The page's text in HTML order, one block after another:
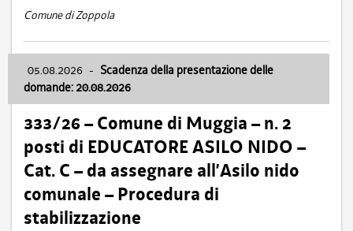
Comune di Zoppola
05.08.2026 - Scadenza della presentazione delle
domande: 20.08.2026
333/26 – Comune di Muggia – n. 2
posti di EDUCATORE ASILO NIDO –
Cat. C – da assegnare all’Asilo nido
comunale – Procedura di
stabilizzazione